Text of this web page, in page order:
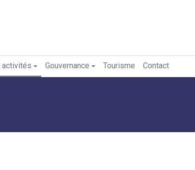
Gouvernance Tourisme Contact